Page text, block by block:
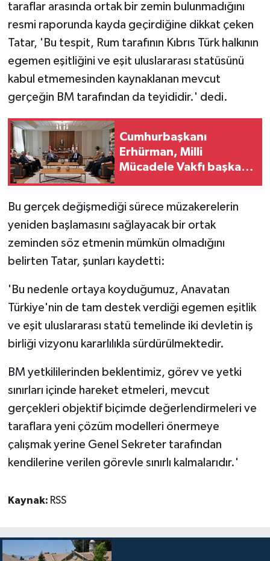
taraflar arasında ortak bir zemin bulunmadığını
resmi raporunda kayda geçirdiğine dikkat çeken
Tatar, 'Bu tespit, Rum tarafının Kıbrıs Türk halkının
egemen eşitliğini ve eşit uluslararası statüsünü
kabul etmemesinden kaynaklanan mevcut
gerçeğin BM tarafından da teyididir.' dedi.
Cumhurbaşkanı
Erhürman, Milli
Mücadele Vakfı başkanı
Bu gerçek değişmediği sürece müzakerelerin
yeniden başlamasını sağlayacak bir ortak
zeminden söz etmenin mümkün olmadığını
belirten Tatar, şunları kaydetti:
'Bu nedenle ortaya koyduğumuz, Anavatan
Türkiye'nin de tam destek verdiği egemen eşitlik
ve eşit uluslararası statü temelinde iki devletin iş
birliği vizyonu kararlılıkla sürdürülmektedir.
BM yetkililerinden beklentimiz, görev ve yetki
sınırları içinde hareket etmeleri, mevcut
gerçekleri objektif biçimde değerlendirmeleri ve
taraflara yeni çözüm modelleri önermeye
çalışmak yerine Genel Sekreter tarafından
kendilerine verilen görevle sınırlı kalmalarıdır.'
Kaynak: RSS